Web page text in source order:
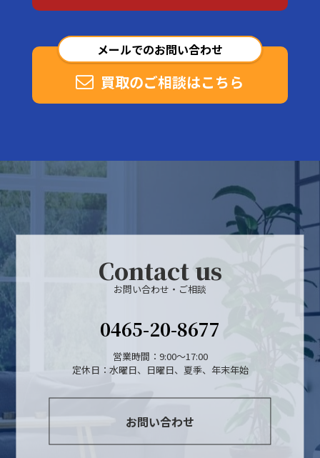
メールでのお問い合わせ
買取のご相談はこちら
Contact us
お問い合わせ・ご相談
0465-20-8677
営業時間：9:00～17:00
定休日：水曜日、日曜日、夏季、年末年始
お問い合わせ